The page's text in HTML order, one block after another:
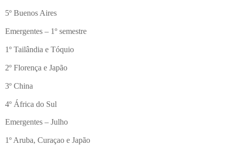
5º Buenos Aires
Emergentes – 1º semestre
1º Tailândia e Tóquio
2º Florença e Japão
3º China
4º África do Sul
Emergentes – Julho
1º Aruba, Curaçao e Japão